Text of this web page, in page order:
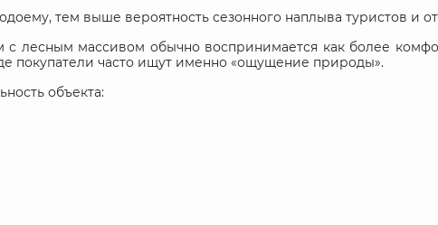
тем выше вероятность сезонного наплыва туристов и
лесным массивом обычно воспринимается как более
покупатели часто ищут именно «ощущение природы».
объекта: